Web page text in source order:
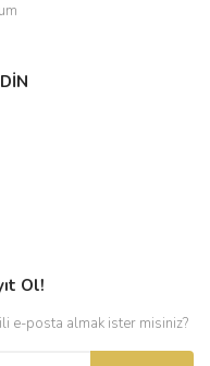
Ol!
e-posta almak ister misiniz?